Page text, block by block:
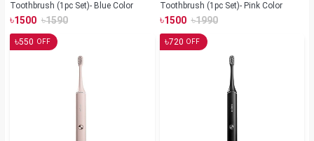
Toothbrush (1pc Set)- Blue Color
৳1500 ৳1590
Toothbrush (1pc Set)- Pink Color
৳1500 ৳1990
৳550 OFF ৳720 OFF